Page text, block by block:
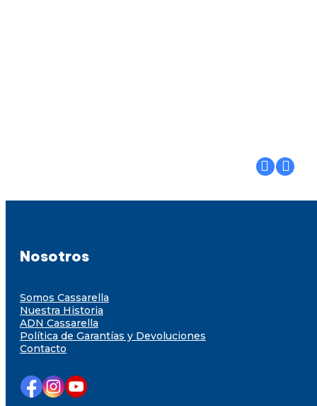
Nosotros
Somos Cassarella
Nuestra Historia
ADN Cassarella
Política de Garantías y Devoluciones
Contacto